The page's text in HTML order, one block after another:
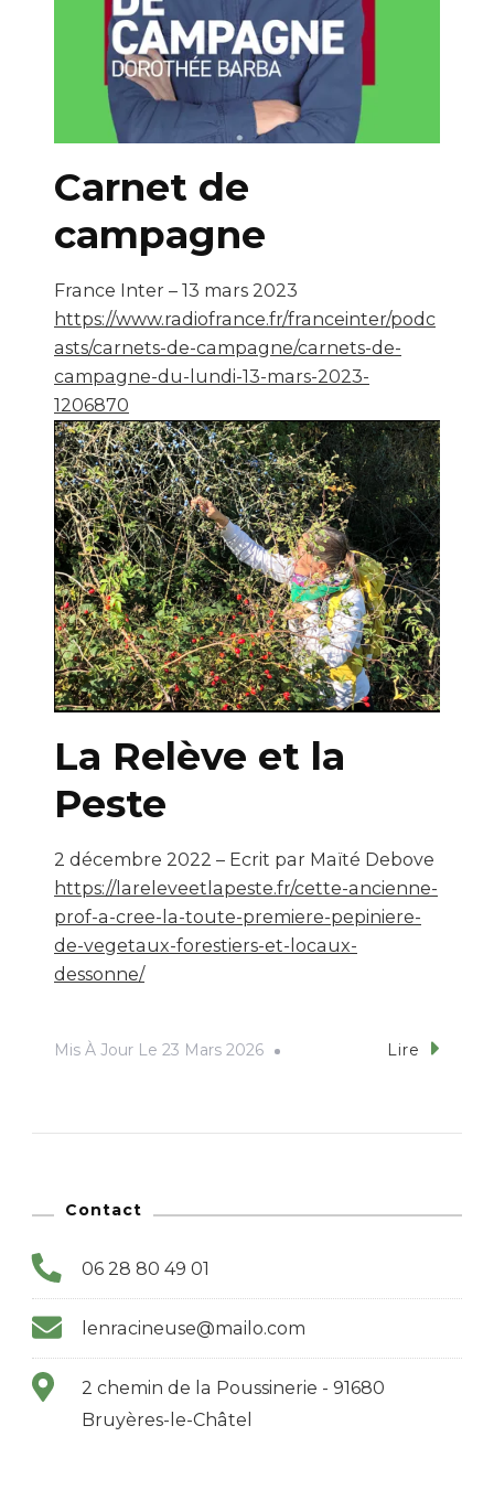
Carnet de
campagne
France Inter – 13 mars 2023
https://www.radiofrance.fr/franceinter/podc
asts/carnets-de-campagne/carnets-de-
campagne-du-lundi-13-mars-2023-
1206870
La Relève et la
Peste
2 décembre 2022 – Ecrit par Maïté Debove
https://lareleveetlapeste.fr/cette-ancienne-
prof-a-cree-la-toute-premiere-pepiniere-
de-vegetaux-forestiers-et-locaux-
dessonne/
Mis À Jour Le 23 Mars 2026 Lire
Contact
06 28 80 49 01
lenracineuse@mailo.com
2 chemin de la Poussinerie - 91680
Bruyères-le-Châtel